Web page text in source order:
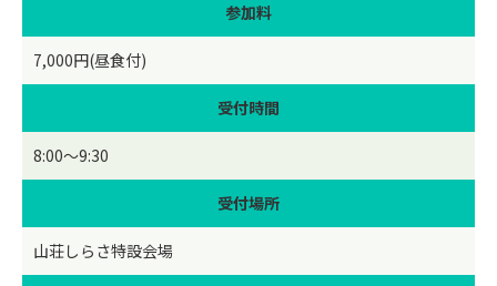
参加料
7,000円(昼食付)
受付時間
8:00～9:30
受付場所
山荘しらさ特設会場